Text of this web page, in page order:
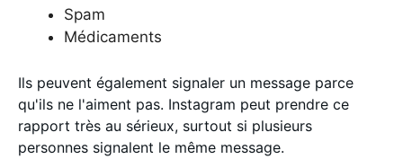
Spam
Médicaments
Ils peuvent également signaler un message parce
qu'ils ne l'aiment pas. Instagram peut prendre ce
rapport très au sérieux, surtout si plusieurs
personnes signalent le même message.